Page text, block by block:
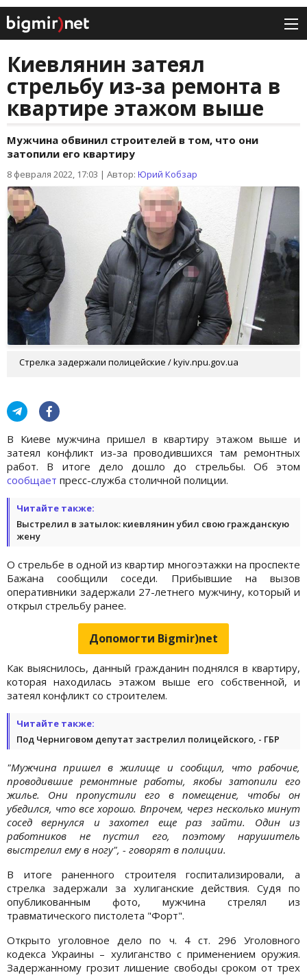
Киевлянин затеял
стрельбу из-за ремонта в
квартире этажом выше
Мужчина обвинил строителей в том, что они
затопили его квартиру
8 февраля 2022, 17:03 | Автор: Юрий Кобзар
Стрелка задержали полицейские / kyiv.npu.gov.ua
В Киеве мужчина пришел в квартиру этажом выше и
затеял конфликт из-за проводившихся там ремонтных
работ. В итоге дело дошло до стрельбы. Об этом
сообщает пресс-служба столичной полиции.
Читайте также:
Выстрелил в затылок: киевлянин убил свою гражданскую
жену
О стрельбе в одной из квартир многоэтажки на проспекте
Бажана сообщили соседи. Прибывшие на вызов
оперативники задержали 27-летнего мужчину, который и
открыл стрельбу ранее.
Допомогти Bigmir)net
Как выяснилось, данный гражданин поднялся в квартиру,
которая находилась этажом выше его собственной, и
затеял конфликт со строителем.
Читайте также:
Под Черниговом депутат застрелил полицейского, - ГБР
"Мужчина пришел в жилище и сообщил, что рабочие,
проводившие ремонтные работы, якобы затопили его
жилье. Они пропустили его в помещение, чтобы он
убедился, что все хорошо. Впрочем, через несколько минут
сосед вернулся и захотел еще раз зайти. Один из
работников не пустил его, поэтому нарушитель
выстрелил ему в ногу", - говорят в полиции.
В итоге раненного строителя госпитализировали, а
стрелка задержали за хулиганские действия. Судя по
опубликованным фото, мужчина стрелял из
травматического пистолета "Форт".
Открыто уголовное дело по ч. 4 ст. 296 Уголовного
кодекса Украины – хулиганство с применением оружия.
Задержанному грозит лишение свободы сроком от трех